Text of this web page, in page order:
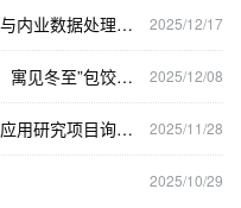
2025/12/17
安徽省固体废物遥感监测外业核查与内业数据处理项目询价公告
2025/12/08
南京地湖所开展2025年“饺香情暖，寓见冬至”包饺子活动报名通知
2025/11/28
城市更新中的绿色能源和低碳技术应用研究项目询价公告
2025/10/29